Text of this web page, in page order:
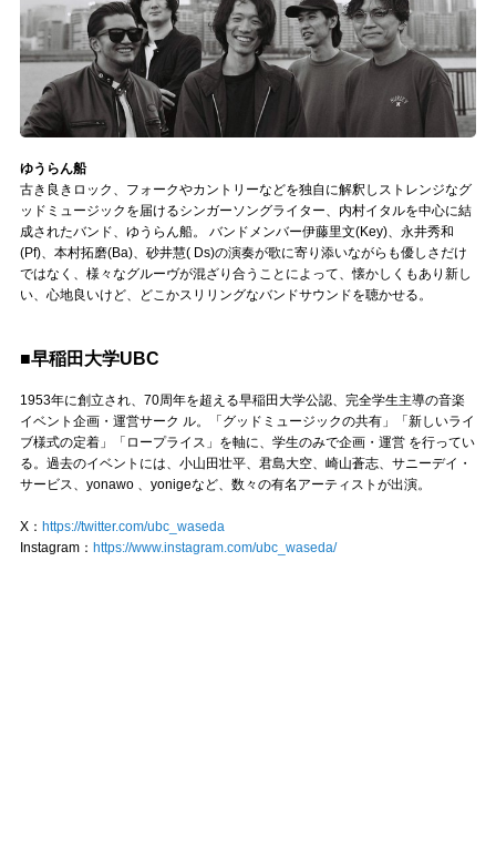
ゆうらん船
古き良きロック、フォークやカントリーなどを独自に解釈しストレンジなグ
ッドミュージックを届けるシンガーソングライター、内村イタルを中心に結
成されたバンド、ゆうらん船。 バンドメンバー伊藤里文(Key)、永井秀和
(Pf)、本村拓磨(Ba)、砂井慧( Ds)の演奏が歌に寄り添いながらも優しさだけ
ではなく、様々なグルーヴが混ざり合うことによって、懐かしくもあり新し
い、心地良いけど、どこかスリリングなバンドサウンドを聴かせる。
■早稲田大学UBC
1953年に創立され、70周年を超える早稲田大学公認、完全学生主導の音楽
イベント企画・運営サーク ル。「グッドミュージックの共有」「新しいライ
ブ様式の定着」「ロープライス」を軸に、学生のみで企画・運営 を行ってい
る。過去のイベントには、小山田壮平、君島大空、崎山蒼志、サニーデイ・
サービス、yonawo 、yonigeなど、数々の有名アーティストが出演。
X： https://twitter.com/ubc_waseda
Instagram： https://www.instagram.com/ubc_waseda/